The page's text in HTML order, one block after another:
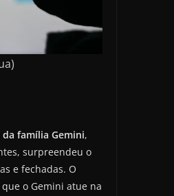
família Gemini,
surpreendeu o
e fechadas. O
o Gemini atue na